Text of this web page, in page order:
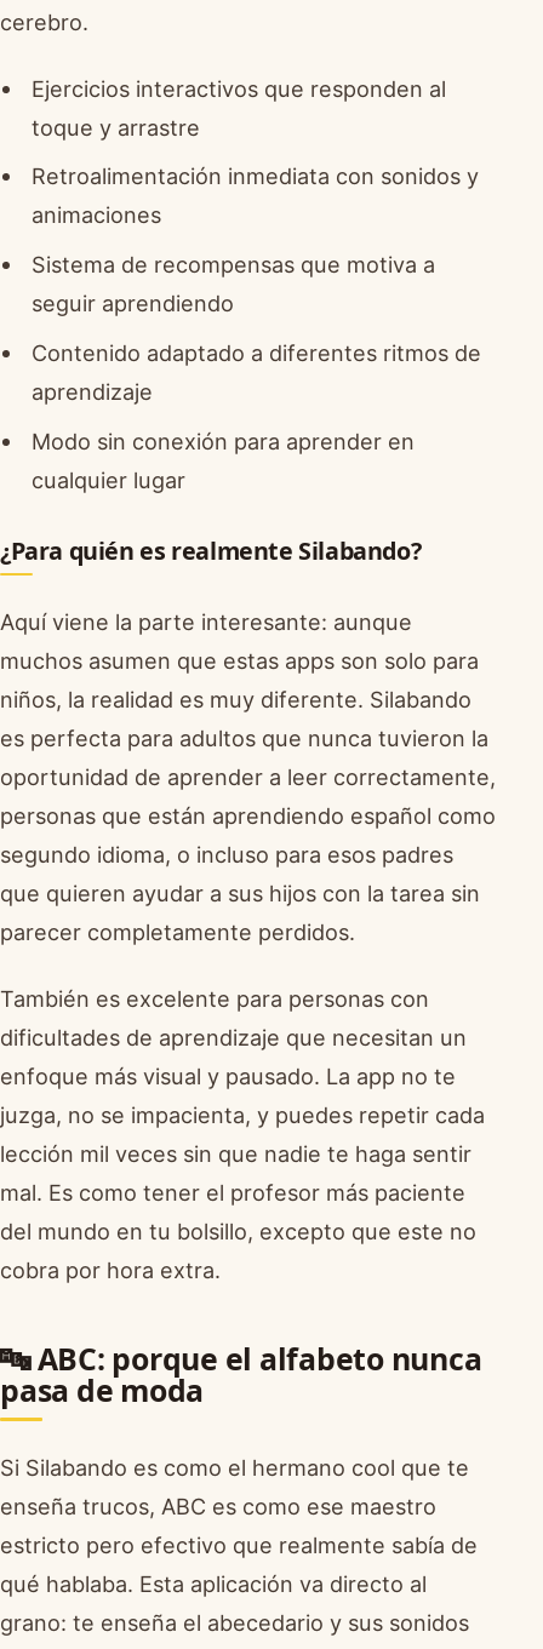
cerebro.
Ejercicios interactivos que responden al
toque y arrastre
Retroalimentación inmediata con sonidos y
animaciones
Sistema de recompensas que motiva a
seguir aprendiendo
Contenido adaptado a diferentes ritmos de
aprendizaje
Modo sin conexión para aprender en
cualquier lugar
¿Para quién es realmente Silabando?
Aquí viene la parte interesante: aunque
muchos asumen que estas apps son solo para
niños, la realidad es muy diferente. Silabando
es perfecta para adultos que nunca tuvieron la
oportunidad de aprender a leer correctamente,
personas que están aprendiendo español como
segundo idioma, o incluso para esos padres
que quieren ayudar a sus hijos con la tarea sin
parecer completamente perdidos.
También es excelente para personas con
dificultades de aprendizaje que necesitan un
enfoque más visual y pausado. La app no te
juzga, no se impacienta, y puedes repetir cada
lección mil veces sin que nadie te haga sentir
mal. Es como tener el profesor más paciente
del mundo en tu bolsillo, excepto que este no
cobra por hora extra.
🔤 ABC: porque el alfabeto nunca
pasa de moda
Si Silabando es como el hermano cool que te
enseña trucos, ABC es como ese maestro
estricto pero efectivo que realmente sabía de
qué hablaba. Esta aplicación va directo al
grano: te enseña el abecedario y sus sonidos